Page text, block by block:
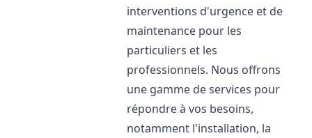
interventions d'urgence et de
maintenance pour les
particuliers et les
professionnels. Nous offrons
une gamme de services pour
répondre à vos besoins,
notamment l'installation, la